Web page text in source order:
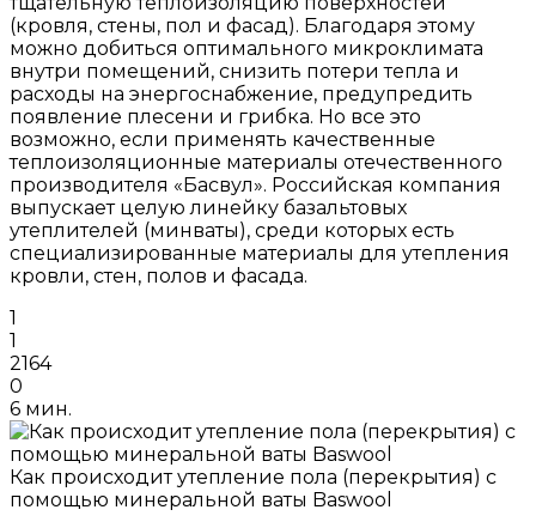
(кровля, стены, пол и фасад). Благодаря этому
можно добиться оптимального микроклимата
внутри помещений, снизить потери тепла и
расходы на энергоснабжение, предупредить
появление плесени и грибка. Но все это
возможно, если применять качественные
теплоизоляционные материалы отечественного
производителя «Басвул». Российская компания
выпускает целую линейку базальтовых
утеплителей (минваты), среди которых есть
специализированные материалы для утепления
кровли, стен, полов и фасада.
1
1
2164
0
6 мин.
Как происходит утепление пола (перекрытия) с
помощью минеральной ваты Baswool